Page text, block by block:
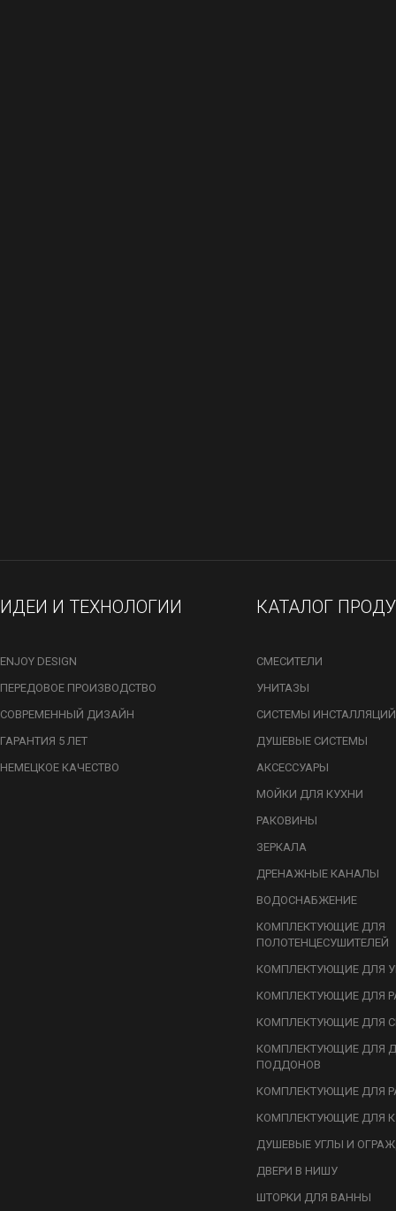
ИДЕИ И ТЕХНОЛОГИИ
ENJOY DESIGN
ПЕРЕДОВОЕ ПРОИЗВОДСТВО
СОВРЕМЕННЫЙ ДИЗАЙН
ГАРАНТИЯ 5 ЛЕТ
НЕМЕЦКОЕ КАЧЕСТВО
КАТАЛОГ
СМЕСИТЕЛИ
УНИТАЗЫ
СИСТЕМЫ ИНСТАЛЛЯЦИЙ
ДУШЕВЫЕ СИСТЕМЫ
АКСЕССУАРЫ
МОЙКИ ДЛЯ КУХНИ
РАКОВИНЫ
ЗЕРКАЛА
ДРЕНАЖНЫЕ КАНАЛЫ
ВОДОСНАБЖЕНИЕ
КОМПЛЕКТУЮЩИЕ ДЛЯ
ПОЛОТЕНЦЕСУШИТЕЛЕЙ
КОМПЛЕКТУЮЩИЕ ДЛЯ
КОМПЛЕКТУЮЩИЕ ДЛЯ
КОМПЛЕКТУЮЩИЕ ДЛЯ
КОМПЛЕКТУЮЩИЕ ДЛЯ
ПОДДОНОВ
КОМПЛЕКТУЮЩИЕ ДЛЯ
КОМПЛЕКТУЮЩИЕ ДЛЯ
ДУШЕВЫЕ УГЛЫ И
ДВЕРИ В НИШУ
ШТОРКИ ДЛЯ ВАННЫ